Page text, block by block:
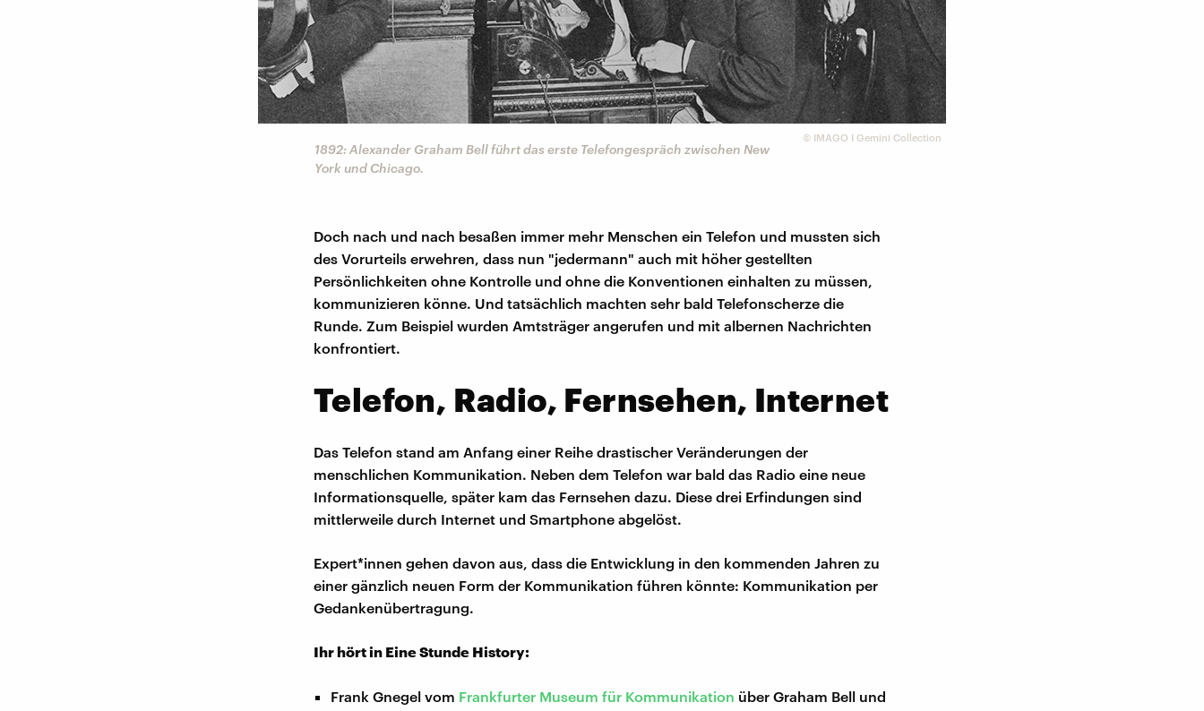
© IMAGO I Gemini Collection
1892: Alexander Graham Bell führt das erste Telefongespräch zwischen New
York und Chicago.
Doch nach und nach besaßen immer mehr Menschen ein Telefon und mussten sich
des Vorurteils erwehren, dass nun "jedermann" auch mit höher gestellten
Persönlichkeiten ohne Kontrolle und ohne die Konventionen einhalten zu müssen,
kommunizieren könne. Und tatsächlich machten sehr bald Telefonscherze die
Runde. Zum Beispiel wurden Amtsträger angerufen und mit albernen Nachrichten
konfrontiert.
Telefon, Radio, Fernsehen, Internet
Das Telefon stand am Anfang einer Reihe drastischer Veränderungen der
menschlichen Kommunikation. Neben dem Telefon war bald das Radio eine neue
Informationsquelle, später kam das Fernsehen dazu. Diese drei Erfindungen sind
mittlerweile durch Internet und Smartphone abgelöst.
Expert*innen gehen davon aus, dass die Entwicklung in den kommenden Jahren zu
einer gänzlich neuen Form der Kommunikation führen könnte: Kommunikation per
Gedankenübertragung.
Ihr hört in Eine Stunde History:
Frank Gnegel vom Frankfurter Museum für Kommunikation über Graham Bell und